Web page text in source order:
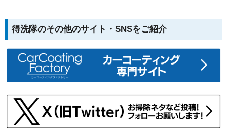
得洗隊のその他のサイト・SNSをご紹介